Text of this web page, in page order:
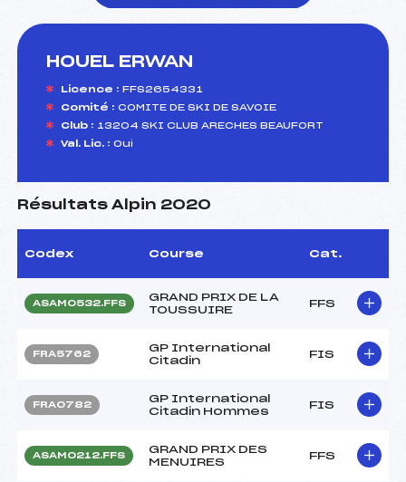
HOUEL ERWAN
Licence : FFS2654331
Comité : COMITE DE SKI DE SAVOIE
Club : 13204 SKI CLUB ARECHES BEAUFORT
Val. Lic. : Oui
Résultats Alpin 2020
Codex Course Cat.
ASAM0532.FFS
GRAND PRIX DE LA
TOUSSUIRE
FFS
FRA5762
GP International
Citadin
FIS
FRA0782
GP International
Citadin Hommes
FIS
ASAM0212.FFS
GRAND PRIX DES
MENUIRES
FFS